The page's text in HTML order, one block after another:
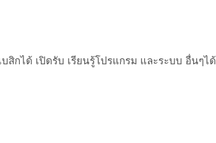
สิกได้ เปิดรับ เรียนรู้โปรแกรม และระบบ อื่นๆได้